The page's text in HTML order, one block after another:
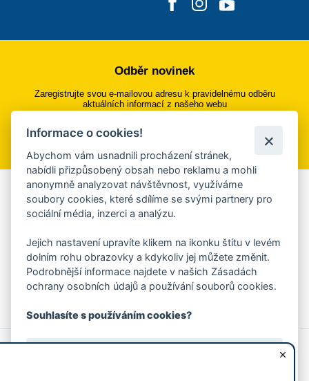
Odběr novinek
Zaregistrujte svou e-mailovou adresu k pravidelnému odběru
aktuálních informací z našeho webu
Přihlásit se k odběru
Aplikace Mobilní rozhlas
Chcete dostávat do svého mobilu či mailu upozornění na
ankety, pozvánky na kulturní a sportovní akce?
Více informací o aplikaci
© 2026 Magistrát města Zlína
Prohlášení o používání cookies
Informace o cookies!
Abychom vám usnadnili procházení stránek,
nabídli přizpůsobený obsah nebo reklamu a mohli
anonymně analyzovat návštěvnost, využíváme
soubory cookies, které sdílíme se svými partnery pro
sociální média, inzerci a analýzu.
Jejich nastavení upravíte klikem na ikonku štítu v levém
dolním rohu obrazovky a kdykoliv jej můžete změnit.
Podrobnější informace najdete v našich Zásadách
ochrany osobních údajů a používání souborů cookies.
Souhlasíte s používáním cookies?